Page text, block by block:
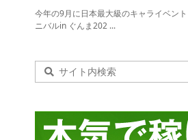
今年の9月に日本最大級のキャライベン
ニバルin ぐんま202 ...